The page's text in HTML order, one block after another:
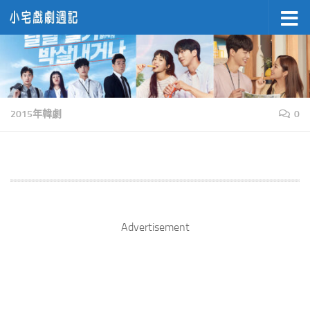
Skip to content
2015年韓劇 0
Advertisement